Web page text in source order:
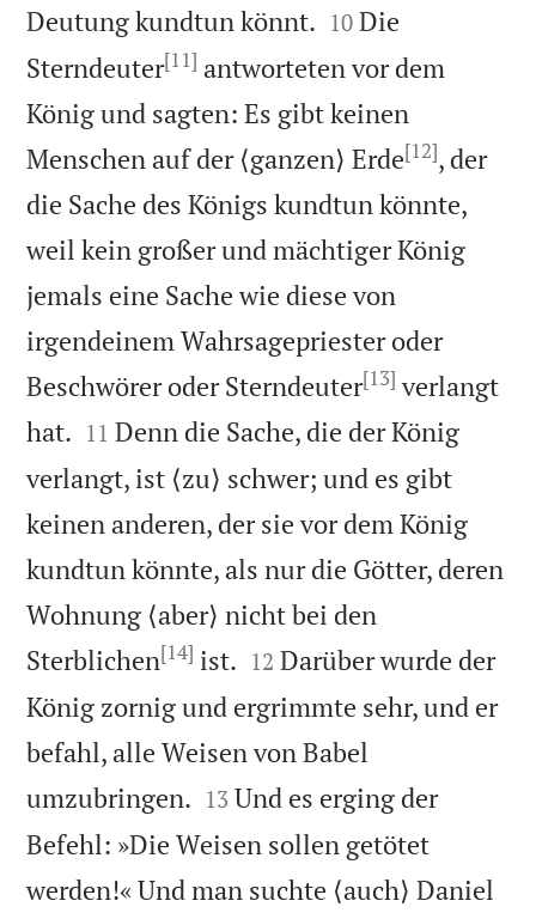
Deutung kundtun könnt. 

10 Die
Sterndeuter[11] antworteten vor dem
König und sagten: Es gibt keinen
Menschen auf der ⟨ganzen⟩ Erde[12], der
die Sache des Königs kundtun könnte,
weil kein großer und mächtiger König
jemals eine Sache wie diese von
irgendeinem Wahrsagepriester oder
Beschwörer oder Sterndeuter[13] verlangt
hat. 

11 Denn die Sache, die der König
verlangt, ist ⟨zu⟩ schwer; und es gibt
keinen anderen, der sie vor dem König
kundtun könnte, als nur die Götter, deren
Wohnung ⟨aber⟩ nicht bei den
Sterblichen[14] ist. 

12 Darüber wurde der
König zornig und ergrimmte sehr, und er
befahl, alle Weisen von Babel
umzubringen. 

13 Und es erging der
Befehl: »Die Weisen sollen getötet
werden!« Und man suchte ⟨auch⟩ Daniel